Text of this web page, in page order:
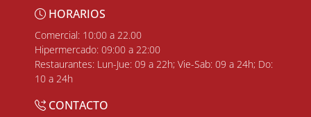
HORARIOS
Comercial: 10:00 a 22.00
Hipermercado: 09:00 a 22:00
Restaurantes: Lun-Jue: 09 a 22h; Vie-Sab: 09 a 24h; Do:
10 a 24h
CONTACTO